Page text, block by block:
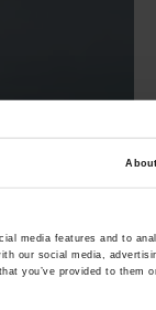
About
media features and to
our social media,
you’ve provided to them